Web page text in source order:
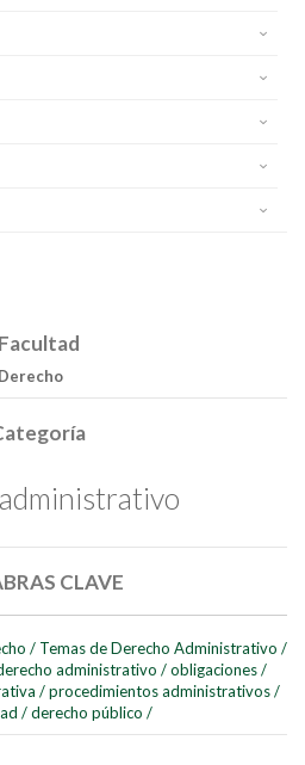
Buscar
Facultad
Derecho
CLAVE
/ Temas de Derecho Administrativo /
administrativo / obligaciones /
/procedimientos administrativos/
/derecho público /